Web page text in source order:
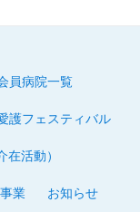
員病院一覧
護フェスティバル
在活動）
業 お知らせ